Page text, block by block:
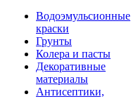
Водоэмульсионные
краски
Грунты
Колера и пасты
Декоративные
материалы
Антисептики,